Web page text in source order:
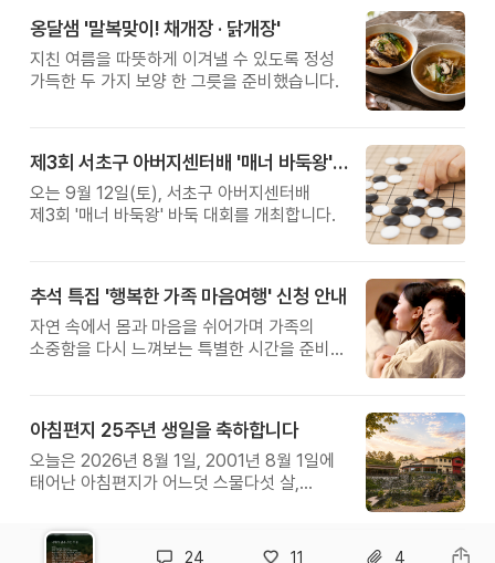
옹달샘 '말복맞이! 채개장 · 닭개장'
지친 여름을 따뜻하게 이겨낼 수 있도록 정성
가득한 두 가지 보양 한 그릇을 준비했습니다.
제3회 서초구 아버지센터배 '매너 바둑왕' 대회
오는 9월 12일(토), 서초구 아버지센터배
제3회 '매너 바둑왕' 바둑 대회를 개최합니다.
추석 특집 '행복한 가족 마음여행' 신청 안내
자연 속에서 몸과 마음을 쉬어가며 가족의
소중함을 다시 느껴보는 특별한 시간을 준비해
아침편지 25주년 생일을 축하합니다
오늘은 2026년 8월 1일, 2001년 8월 1일에
태어난 아침편지가 어느덧 스물다섯 살,
24 11 4